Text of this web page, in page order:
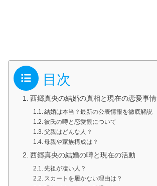
目次
西郷真央の結婚の真相と現在の恋愛事情
結婚は本当？最新の公表情報を徹底解説
彼氏の噂と恋愛観について
父親はどんな人？
母親や家族構成は？
西郷真央の結婚の噂と現在の活動
先祖が凄い人？
スカートを履かない理由は？